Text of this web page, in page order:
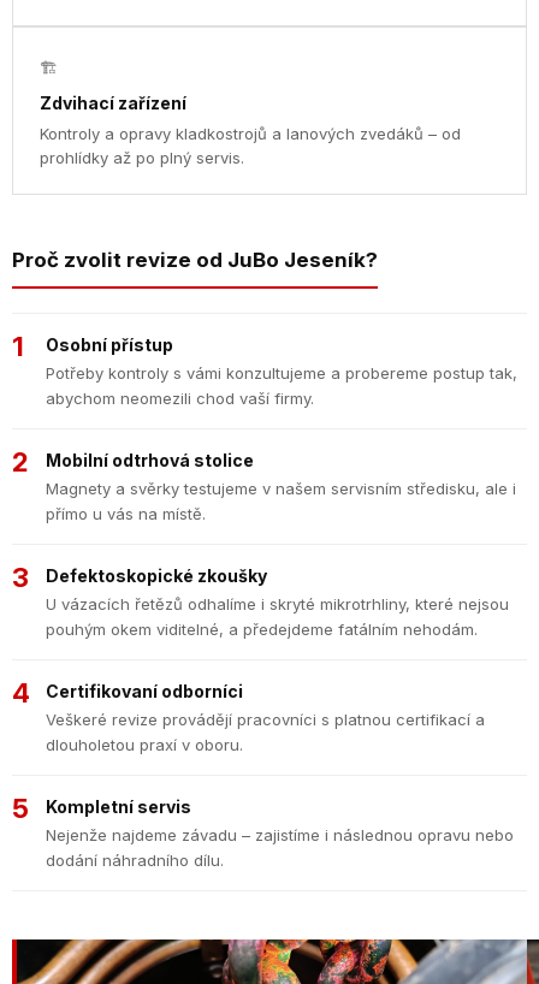
🏗
Zdvihací zařízení
Kontroly a opravy kladkostrojů a lanových zvedáků – od
prohlídky až po plný servis.
Proč zvolit revize od JuBo Jeseník?
1 Osobní přístup
Potřeby kontroly s vámi konzultujeme a probereme postup tak,
abychom neomezili chod vaší firmy.
2 Mobilní odtrhová stolice
Magnety a svěrky testujeme v našem servisním středisku, ale i
přímo u vás na místě.
3 Defektoskopické zkoušky
U vázacích řetězů odhalíme i skryté mikrotrhliny, které nejsou
pouhým okem viditelné, a předejdeme fatálním nehodám.
4 Certifikovaní odborníci
Veškeré revize provádějí pracovníci s platnou certifikací a
dlouholetou praxí v oboru.
5 Kompletní servis
Nejenže najdeme závadu – zajistíme i následnou opravu nebo
dodání náhradního dílu.